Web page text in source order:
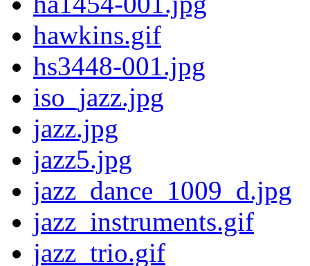
hawkins.gif
hs3448-001.jpg
iso_jazz.jpg
jazz.jpg
jazz5.jpg
jazz_dance_1009_d.jpg
jazz_instruments.gif
jazz_trio.gif